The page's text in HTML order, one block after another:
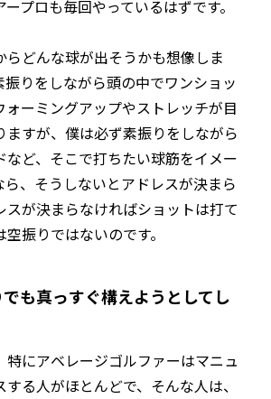
プロも毎回やっているはずです。
らどんな球が出そうかも想像しま
振りをしながら頭の中でワンショッ
ォーミングアップやストレッチが目
ますが、僕は必ず素振りをしながら
など、そこで打ちたい球筋をイメー
ら、そうしないとアドレスが決まら
スが決まらなければショットは打て
振りではないのです。
も真っすぐ構えようとしてし
特にアベレージゴルファーはマニュ
る人がほとんどで、そんな人は、